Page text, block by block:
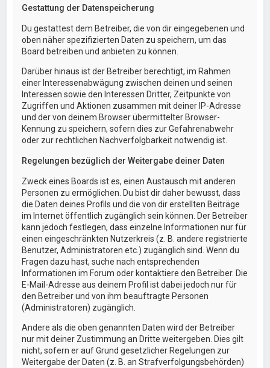
Gestattung der Datenspeicherung
Du gestattest dem Betreiber, die von dir eingegebenen und
oben näher spezifizierten Daten zu speichern, um das
Board betreiben und anbieten zu können.
Darüber hinaus ist der Betreiber berechtigt, im Rahmen
einer Interessenabwägung zwischen deinen und seinen
Interessen sowie den Interessen Dritter, Zeitpunkte von
Zugriffen und Aktionen zusammen mit deiner IP-Adresse
und der von deinem Browser übermittelter Browser-
Kennung zu speichern, sofern dies zur Gefahrenabwehr
oder zur rechtlichen Nachverfolgbarkeit notwendig ist.
Regelungen bezüglich der Weitergabe deiner Daten
Zweck eines Boards ist es, einen Austausch mit anderen
Personen zu ermöglichen. Du bist dir daher bewusst, dass
die Daten deines Profils und die von dir erstellten Beiträge
im Internet öffentlich zugänglich sein können. Der Betreiber
kann jedoch festlegen, dass einzelne Informationen nur für
einen eingeschränkten Nutzerkreis (z. B. andere registrierte
Benutzer, Administratoren etc.) zugänglich sind. Wenn du
Fragen dazu hast, suche nach entsprechenden
Informationen im Forum oder kontaktiere den Betreiber. Die
E-Mail-Adresse aus deinem Profil ist dabei jedoch nur für
den Betreiber und von ihm beauftragte Personen
(Administratoren) zugänglich.
Andere als die oben genannten Daten wird der Betreiber
nur mit deiner Zustimmung an Dritte weitergeben. Dies gilt
nicht, sofern er auf Grund gesetzlicher Regelungen zur
Weitergabe der Daten (z. B. an Strafverfolgungsbehörden)